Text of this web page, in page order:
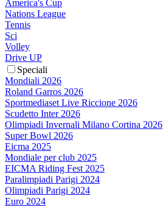
America's Cup
Nations League
Tennis
Sci
Volley
Drive UP
Speciali
Mondiali 2026
Roland Garros 2026
Sportmediaset Live Riccione 2026
Scudetto Inter 2026
Olimpiadi Invernali Milano Cortina 2026
Super Bowl 2026
Eicma 2025
Mondiale per club 2025
EICMA Riding Fest 2025
Paralimpiadi Parigi 2024
Olimpiadi Parigi 2024
Euro 2024